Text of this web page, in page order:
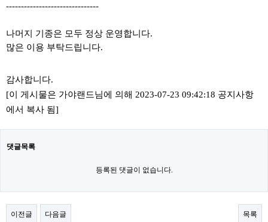
-------------------------------
나머지 기종은 모두 정상 운영합니다.
많은 이용 부탁드립니다.
감사합니다.
[이 게시물은 가야랜드님에 의해 2023-07-23 09:42:18 공지사항
에서 복사 됨]
댓글목록
등록된 댓글이 없습니다.
이전글 다음글 목록